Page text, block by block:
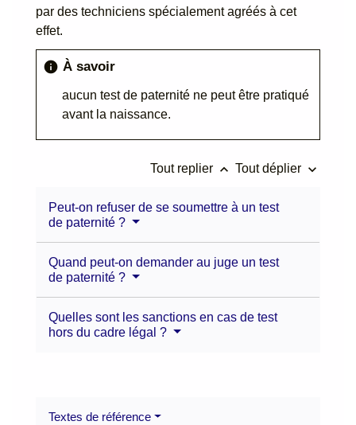
par des techniciens spécialement agréés à cet
effet.
info À savoir
aucun test de paternité ne peut être pratiqué
avant la naissance.
Tout replier keyboard_arrow_up Tout déplier keyboard_arrow_down
Peut-on refuser de se soumettre à un test
de paternité ?
Quand peut-on demander au juge un test
de paternité ?
Quelles sont les sanctions en cas de test
hors du cadre légal ?
Textes de référence